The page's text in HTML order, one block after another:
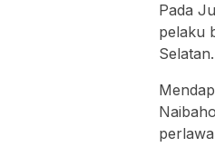
Pada
pelaku
Selatan.